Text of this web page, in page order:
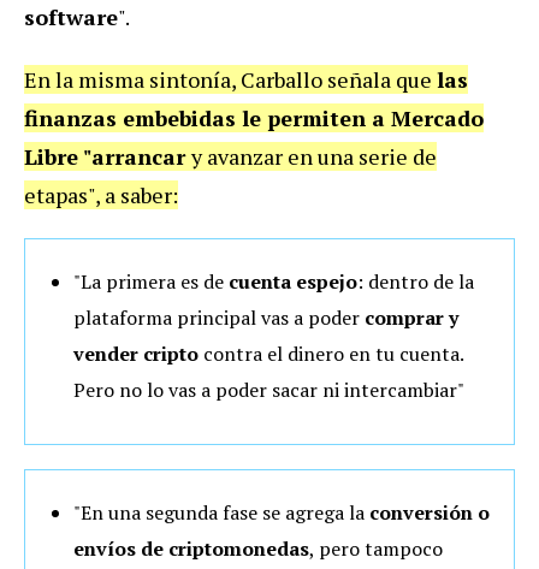
software".
En la misma sintonía, Carballo señala que las
finanzas embebidas le permiten a Mercado
Libre "arrancary avanzar en una serie de
etapas", a saber:
"La primera es de cuenta espejo: dentro de la
plataforma principal vas a poder comprar y
vender cripto contra el dinero en tu cuenta.
Pero no lo vas a poder sacar ni intercambiar"
"En una segunda fase se agrega la conversión o
envíos de criptomonedas, pero tampoco